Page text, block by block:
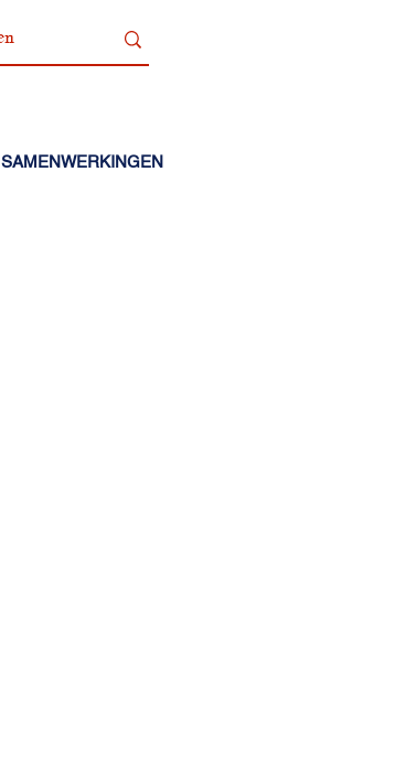
SAMENWERKINGEN